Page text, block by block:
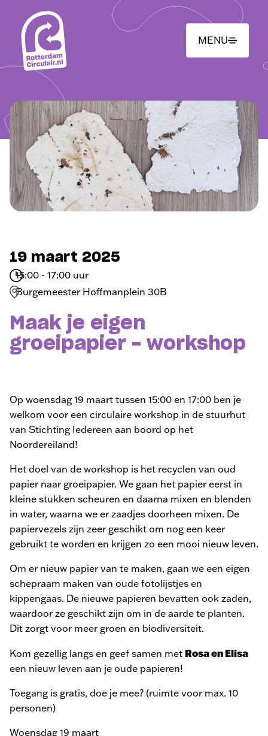
hoofdinhoud
MENU
19 maart 2025
15:00 - 17:00 uur
Burgemeester Hoffmanplein 30B
Maak je eigen
groeipapier - workshop
Op woensdag 19 maart tussen 15:00 en 17:00 ben je
welkom voor een circulaire workshop in de stuurhut
van Stichting Iedereen aan boord op het
Noordereiland!
Het doel van de workshop is het recyclen van oud
papier naar groeipapier. We gaan het papier eerst in
kleine stukken scheuren en daarna mixen en blenden
in water, waarna we er zaadjes doorheen mixen. De
papiervezels zijn zeer geschikt om nog een keer
gebruikt te worden en krijgen zo een mooi nieuw leven.
Om er nieuw papier van te maken, gaan we een eigen
schepraam maken van oude fotolijstjes en
kippengaas. De nieuwe papieren bevatten ook zaden,
waardoor ze geschikt zijn om in de aarde te planten.
Dit zorgt voor meer groen en biodiversiteit.
Kom gezellig langs en geef samen met Rosa en Elisa
een nieuw leven aan je oude papieren!
Toegang is gratis, doe je mee? (ruimte voor max. 10
personen)
Woensdag 19 maart